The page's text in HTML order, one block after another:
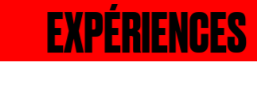
EXPÉRIENCES